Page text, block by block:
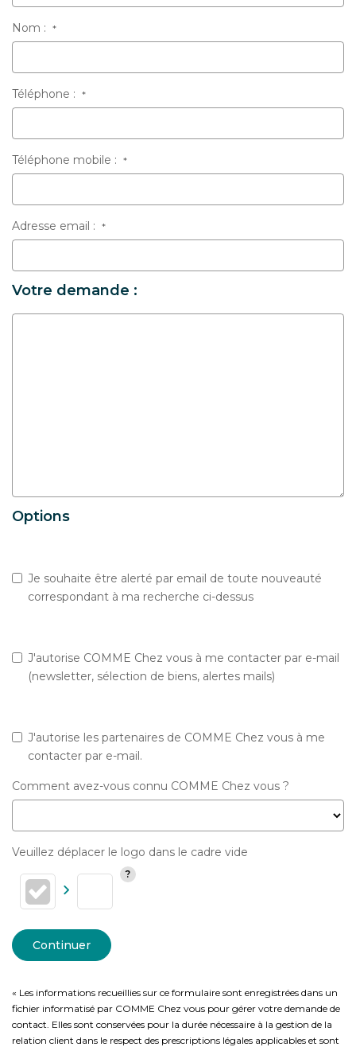
Nom : *
Téléphone : *
Téléphone mobile : *
Adresse email : *
Votre demande :
Options
Je souhaite être alerté par email de toute nouveauté
correspondant à ma recherche ci-dessus
J'autorise COMME Chez vous à me contacter par e-mail
(newsletter, sélection de biens, alertes mails)
J'autorise les partenaires de COMME Chez vous à me
contacter par e-mail.
Comment avez-vous connu COMME Chez vous ?
Veuillez déplacer le logo dans le cadre vide
Continuer
« Les informations recueillies sur ce formulaire sont enregistrées dans un
fichier informatisé par COMME Chez vous pour gérer votre demande de
contact. Elles sont conservées pour la durée nécessaire à la gestion de la
relation client dans le respect des prescriptions légales applicables et sont